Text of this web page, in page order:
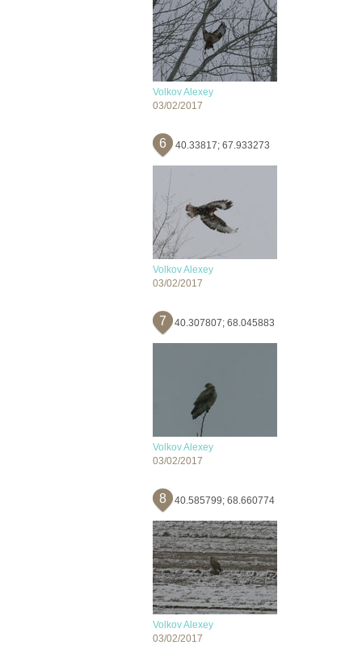
Volkov Alexey
03/02/2017
6 40.33817; 67.933273
Volkov Alexey
03/02/2017
7 40.307807; 68.045883
Volkov Alexey
03/02/2017
8 40.585799; 68.660774
Volkov Alexey
03/02/2017